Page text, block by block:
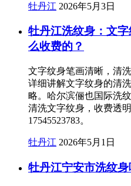
牡丹江 2026年5月3日
牡丹江洗纹身：文
么收费的？
文字纹身笔画清晰，清
详细讲解文字纹身的清
略。哈尔滨俪也国际洗
清洗文字纹身，收费透
17545523783。
牡丹江 2026年5月1日
牡丹江宁安市洗纹